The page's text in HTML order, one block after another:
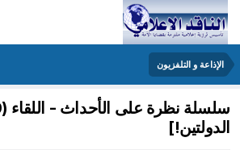
الإذاعة و التلفزيون
الدولتين!]